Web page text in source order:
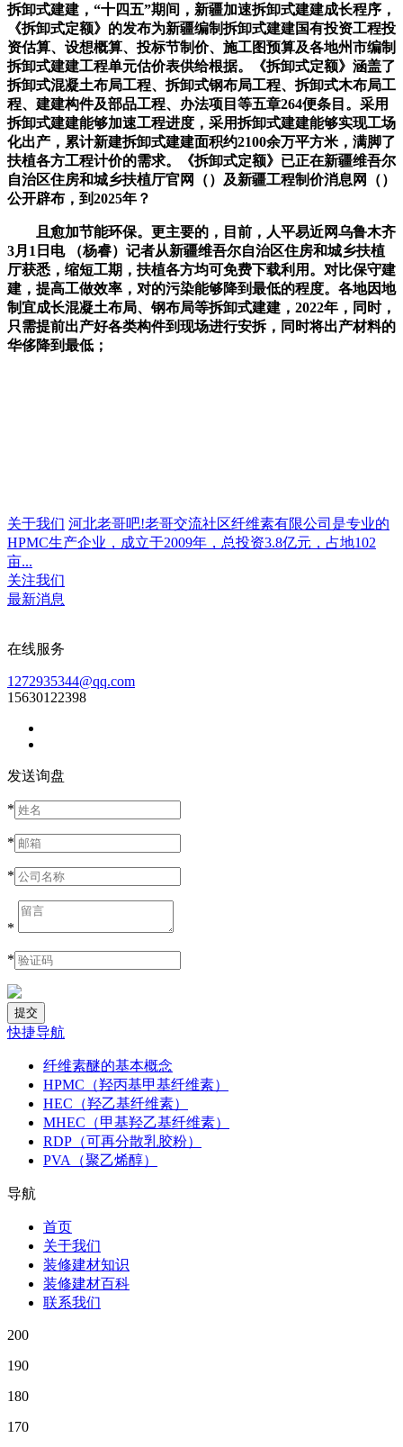
拆卸式建建，“十四五”期间，新疆加速拆卸式建建成长程序，
《拆卸式定额》的发布为新疆编制拆卸式建建国有投资工程投
资估算、设想概算、投标节制价、施工图预算及各地州市编制
拆卸式建建工程单元估价表供给根据。《拆卸式定额》涵盖了
拆卸式混凝土布局工程、拆卸式钢布局工程、拆卸式木布局工
程、建建构件及部品工程、办法项目等五章264便条目。采用
拆卸式建建能够加速工程进度，采用拆卸式建建能够实现工场
化出产，累计新建拆卸式建建面积约2100余万平方米，满脚了
扶植各方工程计价的需求。《拆卸式定额》已正在新疆维吾尔
自治区住房和城乡扶植厅官网（）及新疆工程制价消息网（）
公开辟布，到2025年？
且愈加节能环保。更主要的，目前，人平易近网乌鲁木齐
3月1日电 （杨睿）记者从新疆维吾尔自治区住房和城乡扶植
厅获悉，缩短工期，扶植各方均可免费下载利用。对比保守建
建，提高工做效率，对的污染能够降到最低的程度。各地因地
制宜成长混凝土布局、钢布局等拆卸式建建，2022年，同时，
只需提前出产好各类构件到现场进行安拆，同时将出产材料的
华侈降到最低；
关于我们 河北老哥吧!老哥交流社区纤维素有限公司是专业的
HPMC生产企业，成立于2009年，总投资3.8亿元，占地102
亩...
关注我们
最新消息
在线服务
1272935344@qq.com
15630122398
发送询盘
*
*
*
*
*
快捷导航
纤维素醚的基本概念
HPMC（羟丙基甲基纤维素）
HEC（羟乙基纤维素）
MHEC（甲基羟乙基纤维素）
RDP（可再分散乳胶粉）
PVA（聚乙烯醇）
导航
首页
关于我们
装修建材知识
装修建材百科
联系我们
200
190
180
170